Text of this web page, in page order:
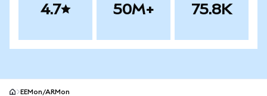
4.7 50M+ 75.8K
EEMon/ARMon